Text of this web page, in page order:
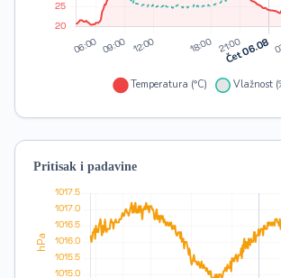
Pritisak i padavine